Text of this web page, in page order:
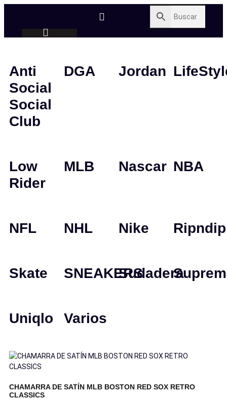
Anti
Social
Social
Club
DGA Jordan
Low
Rider
MLB Nascar NBA
NFL NHL Nike Ripndip
Skate SNEAKERSSudadera
Uniqlo Varios
CHAMARRA DE SATÍN MLB BOSTON RED SOX RETRO
CLASSICS